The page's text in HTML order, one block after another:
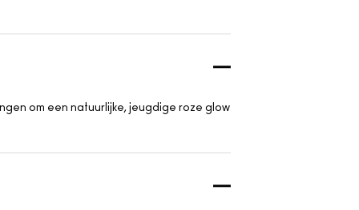
om een natuurlijke, jeugdige roze glow